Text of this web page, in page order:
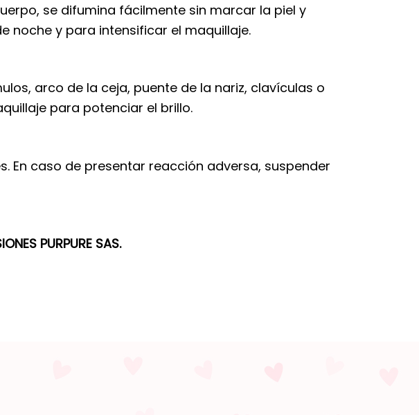
se difumina fácilmente sin marcar la piel y
noche y para intensificar el maquillaje.
arco de la ceja, puente de la nariz, clavículas o
para potenciar el brillo.
En caso de presentar reacción adversa, suspender
PURPURE SAS.